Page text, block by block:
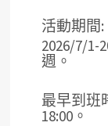
活動期間:
2026/7/1-
週。
最早到班
18:00。